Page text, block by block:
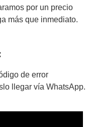
por un precio
más que inmediato.
de error
llegar vía WhatsApp.